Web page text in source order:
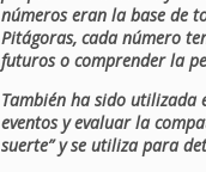
números eran la base de
Pitágoras, cada número
futuros o comprender la
También ha sido utilizada
eventos y evaluar la
suerte” y se utiliza para